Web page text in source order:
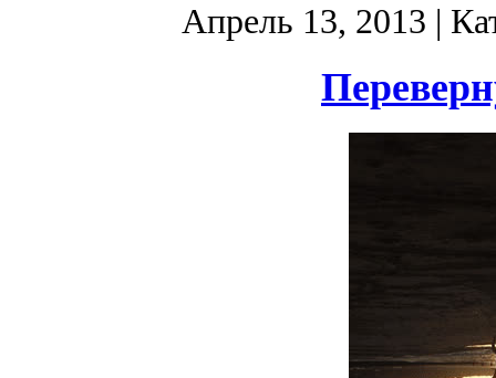
Апрель 13, 2013 |